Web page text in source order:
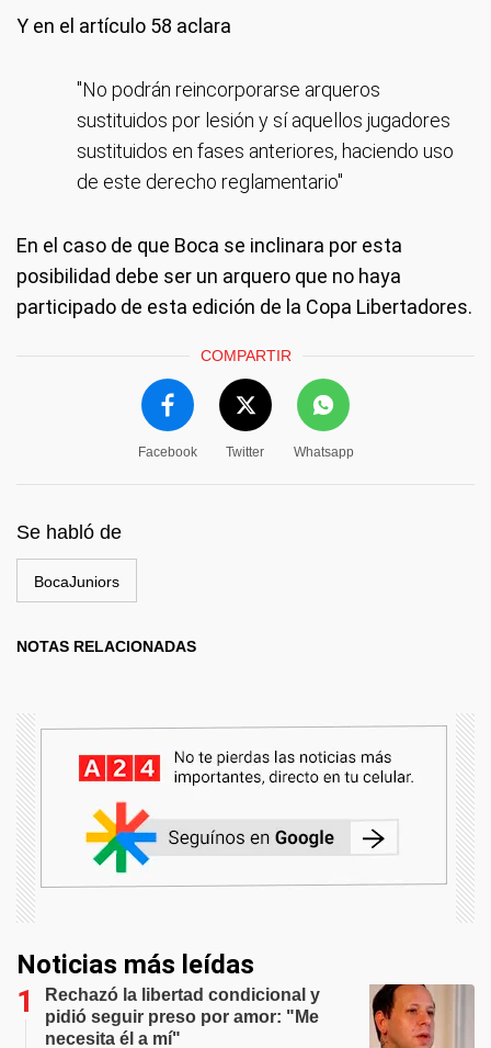
Y en el artículo 58 aclara
"No podrán reincorporarse arqueros
sustituidos por lesión y sí aquellos jugadores
sustituidos en fases anteriores, haciendo uso
de este derecho reglamentario"
En el caso de que Boca se inclinara por esta
posibilidad debe ser un arquero que no haya
participado de esta edición de la Copa Libertadores.
COMPARTIR
Facebook Twitter Whatsapp
Se habló de
BocaJuniors
NOTAS RELACIONADAS
Noticias más leídas
Rechazó la libertad condicional y
pidió seguir preso por amor: "Me
necesita él a mí"